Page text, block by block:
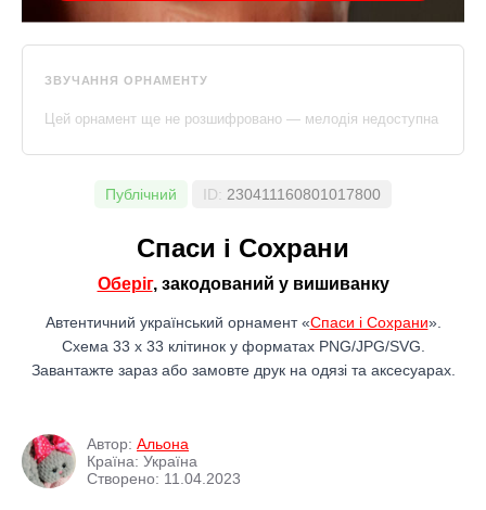
ЗВУЧАННЯ ОРНАМЕНТУ
Цей орнамент ще не розшифровано — мелодія недоступна
Публічний ID: 230411160801017800
Спаси і Сохрани
Оберіг, закодований у вишиванку
Автентичний український орнамент «Спаси і Сохрани».
Схема 33 x 33 клітинок у форматах PNG/JPG/SVG.
Завантажте зараз або замовте друк на одязі та аксесуарах.
Автор: Альона
Країна: Україна
Створено: 11.04.2023